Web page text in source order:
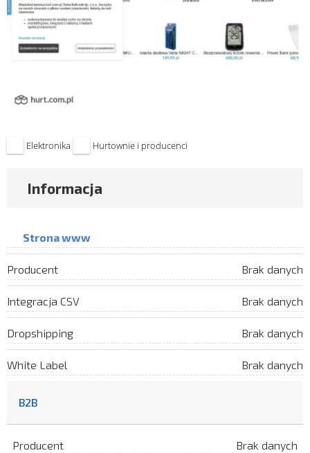
Elektronika Hurtownie i producenci
Informacja
Strona www
Producent Brak danych
Integracja CSV Brak danych
Dropshipping Brak danych
White Label Brak danych
B2B
Producent Brak danych